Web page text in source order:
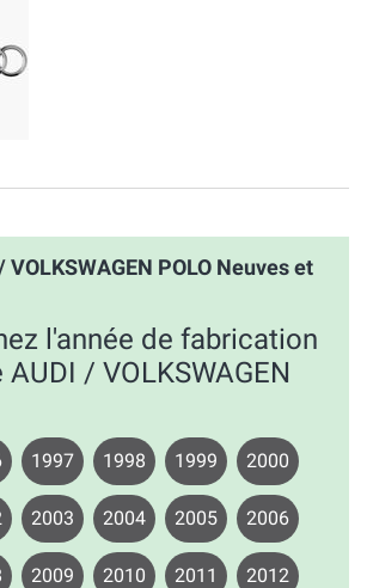
VOLKSWAGEN POLO Neuves et
l'année de fabrication
/ VOLKSWAGEN
1997 1998 1999 2000
2003 2004 2005 2006
2009 2010 2011 2012